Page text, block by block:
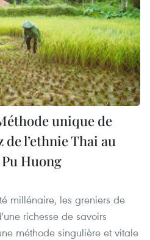
unique de
l’ethnie Thai au
Huong
millénaire, les greniers de
richesse de savoirs
méthode singulière et vitale